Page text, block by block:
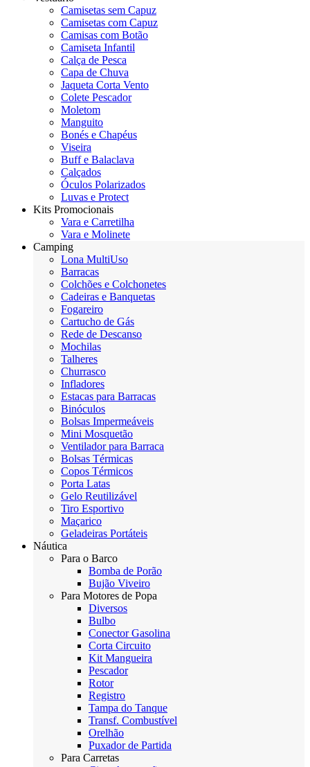
Camisetas sem Capuz
Camisetas com Capuz
Camisas com Botão
Camiseta Infantil
Calça de Pesca
Capa de Chuva
Jaqueta Corta Vento
Colete Pescador
Moletom
Manguito
Bonés e Chapéus
Viseira
Buff e Balaclava
Calçados
Óculos Polarizados
Luvas e Protect
Kits Promocionais
Vara e Carretilha
Vara e Molinete
Camping
Lona MultiUso
Barracas
Colchões e Colchonetes
Cadeiras e Banquetas
Fogareiro
Cartucho de Gás
Rede de Descanso
Mochilas
Talheres
Churrasco
Infladores
Estacas para Barracas
Binóculos
Bolsas Impermeáveis
Mini Mosquetão
Ventilador para Barraca
Bolsas Térmicas
Copos Térmicos
Porta Latas
Gelo Reutilizável
Tiro Esportivo
Maçarico
Geladeiras Portáteis
Náutica
Para o Barco
Bomba de Porão
Bujão Viveiro
Para Motores de Popa
Diversos
Bulbo
Conector Gasolina
Corta Circuito
Kit Mangueira
Pescador
Rotor
Registro
Tampa do Tanque
Transf. Combustível
Orelhão
Puxador de Partida
Para Carretas